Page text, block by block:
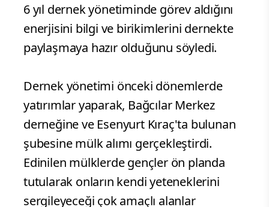
6 yıl dernek yönetiminde görev aldığını
enerjisini bilgi ve birikimlerini dernekte
paylaşmaya hazır olduğunu söyledi.
Dernek yönetimi önceki dönemlerde
yatırımlar yaparak, Bağcılar Merkez
derneğine ve Esenyurt Kıraç'ta bulunan
şubesine mülk alımı gerçekleştirdi.
Edinilen mülklerde gençler ön planda
tutularak onların kendi yeteneklerini
sergileyeceği çok amaçlı alanlar